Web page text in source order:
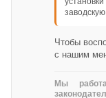
Чтобы
с нашим
Мы